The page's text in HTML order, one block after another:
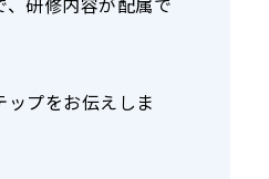
研修内容が配属で
プをお伝えしま